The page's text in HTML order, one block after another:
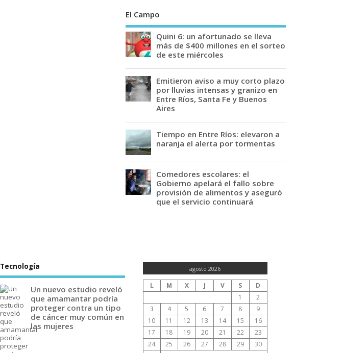
El Campo
Quini 6: un afortunado se lleva
más de $400 millones en el sorteo
de este miércoles
Emitieron aviso a muy corto plazo
por lluvias intensas y granizo en
Entre Ríos, Santa Fe y Buenos
Aires
Tiempo en Entre Ríos: elevaron a
naranja el alerta por tormentas
Comedores escolares: el
Gobierno apelará el fallo sobre
provisión de alimentos y aseguró
que el servicio continuará
Tecnología
Un nuevo estudio reveló
que amamantar podría
proteger contra un tipo
de cáncer muy común en
las mujeres
agosto 2026
L M X J V S
D
1
2
3
4 5 6 7 8
9
10
11 12 13 14 15
16
17
18 19 20 21 22
23
24
25 26 27 28 29
30